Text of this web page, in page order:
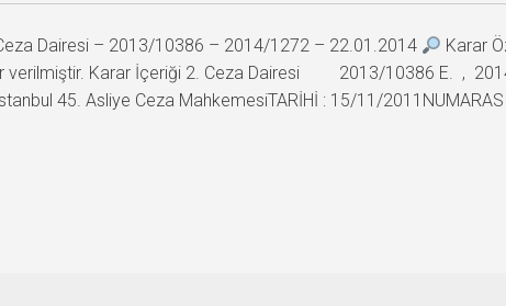
Dairesi – 2013/10386 – 2014/1272 – 22.01.2014
Karar
verilmiştir. Karar İçeriği 2. Ceza Dairesi 2013/10386 E. ,
45. Asliye Ceza MahkemesiTARİHİ : 15/11/